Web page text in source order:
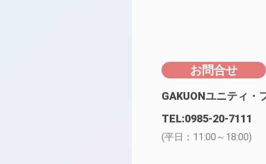
お問合せ
GAKUONユニティ・
TEL:0985-20-7111
(平日：11:00～18:00)